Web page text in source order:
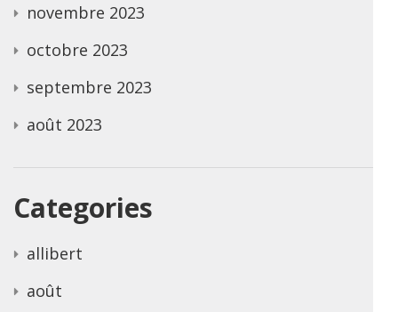
novembre 2023
octobre 2023
septembre 2023
août 2023
Categories
allibert
août